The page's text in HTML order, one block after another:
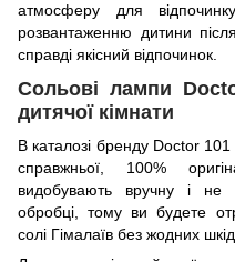
атмосферу для
розвантаженню дитини
справді якісний відпочинок.
Сольові лампи
дитячої кімнати
В каталозі бренду Doctor101
справжньої, 100%
видобувають вручну і не
обробці, тому ви будете
солі Гімалаїв без жодних